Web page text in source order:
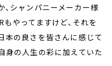
、シャンパニーメーカー様
やってますけど、それを
本の良さを皆さんに感じて
身の人生の彩に加えていた